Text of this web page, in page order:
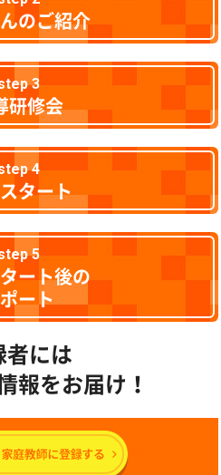
のご紹介
3
研修会
4
タート
5
ート後の
ート
者には
報をお届け！